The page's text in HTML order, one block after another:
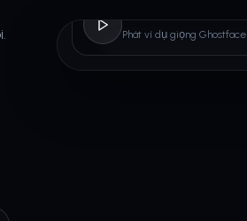
Phát ví dụ giọng Ghostface